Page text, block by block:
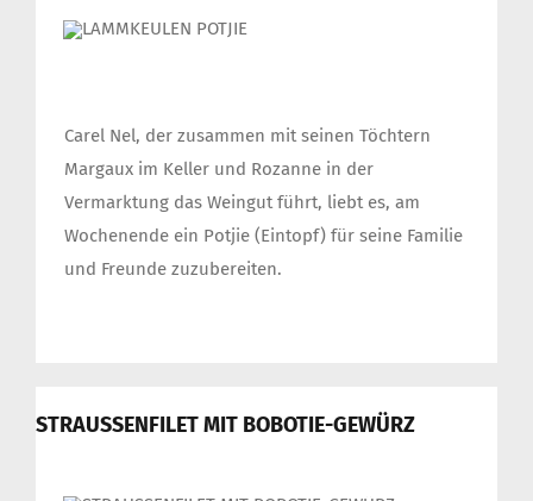
Carel Nel, der zusammen mit seinen Töchtern
Margaux im Keller und Rozanne in der
Vermarktung das Weingut führt, liebt es, am
Wochenende ein Potjie (Eintopf) für seine Familie
und Freunde zuzubereiten.
STRAUSSENFILET MIT BOBOTIE-GEWÜRZ